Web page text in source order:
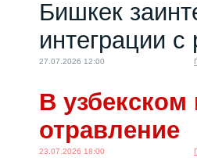
Бишкек
интеграции
27.07.2026 12:00
В узбекском
отравление
23.07.2026 18:00